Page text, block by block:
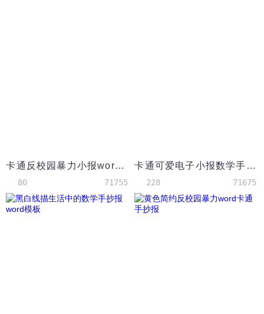
卡通反校园暴力小报word手抄报模板
80 71755
卡通可爱电子小报数学手抄报word模板
228 71675